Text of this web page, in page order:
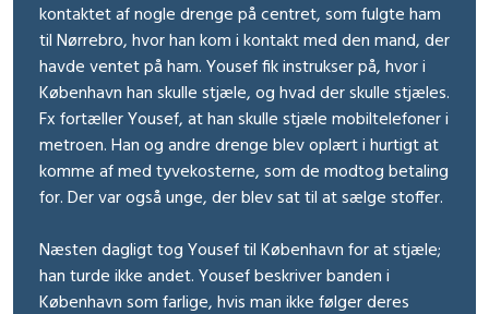
kontaktet af nogle drenge på centret, som fulgte ham
til Nørrebro, hvor han kom i kontakt med den mand, der
havde ventet på ham. Yousef fik instrukser på, hvor i
København han skulle stjæle, og hvad der skulle stjæles.
Fx fortæller Yousef, at han skulle stjæle mobiltelefoner i
metroen. Han og andre drenge blev oplært i hurtigt at
komme af med tyvekosterne, som de modtog betaling
for. Der var også unge, der blev sat til at sælge stoffer.
Næsten dagligt tog Yousef til København for at stjæle;
han turde ikke andet. Yousef beskriver banden i
København som farlige, hvis man ikke følger deres